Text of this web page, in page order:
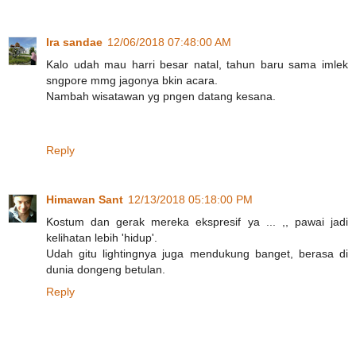
Ira sandae 12/06/2018 07:48:00 AM
Kalo udah mau harri besar natal, tahun baru sama imlek
sngpore mmg jagonya bkin acara.
Nambah wisatawan yg pngen datang kesana.
Reply
Himawan Sant 12/13/2018 05:18:00 PM
Kostum dan gerak mereka ekspresif ya ... ,, pawai jadi
kelihatan lebih 'hidup'.
Udah gitu lightingnya juga mendukung banget, berasa di
dunia dongeng betulan.
Reply